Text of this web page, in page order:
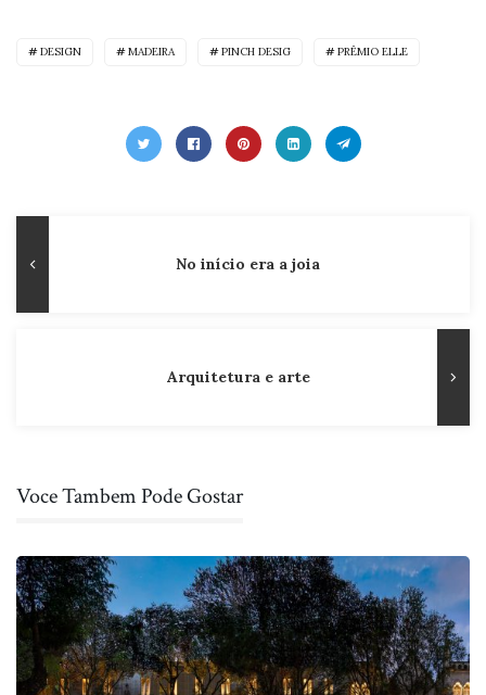
DESIGN MADEIRA PINCH DESIG PRÊMIO ELLE
de
Post
Publicação
No início era a joia
Arquitetura e arte
Voce Tambem Pode Gostar